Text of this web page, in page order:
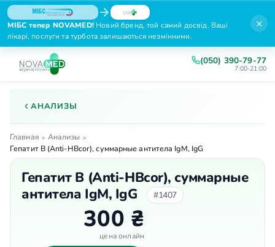
МІБС тепер NOVAMED!Новий бренд, той самий досвід. Ваші
лікарі, послуги та турбота залишаються незмінними.
×
(050) 390-79-77
7:00-21:00
АНАЛИЗЫ
Главная » Анализы »
Гепатит В (Anti-HBcor), суммарные антитела IgM, IgG
Гепатит В (Anti-HBcor), суммарные
антитела IgM, IgG
#1407
300 ₴
цена онлайн